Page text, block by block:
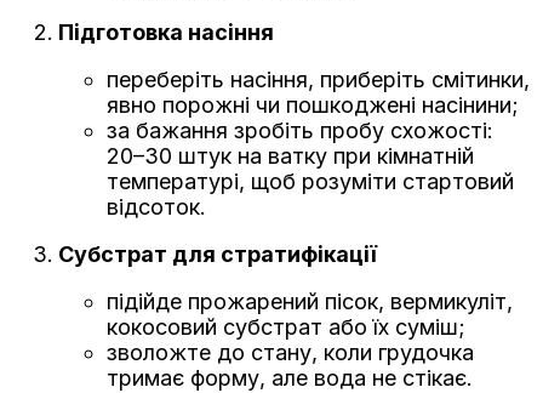
Підготовка насіння
переберіть насіння, приберіть смітинки,
явно порожні чи пошкоджені насінини;
за бажання зробіть пробу схожості:
20–30 штук на ватку при кімнатній
температурі, щоб розуміти стартовий
відсоток.
Субстрат для стратифікації
підійде прожарений пісок, вермикуліт,
кокосовий субстрат або їх суміш;
зволожте до стану, коли грудочка
тримає форму, але вода не стікає.